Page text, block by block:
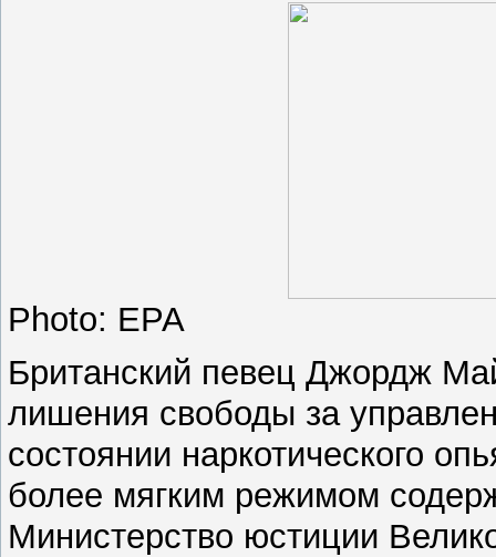
Photo: EPA
Британский певец Джордж
лишения свободы за
состоянии наркотического
более мягким режимом
Министерство юстиции